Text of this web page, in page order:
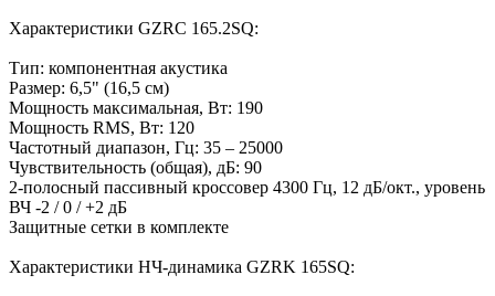
Характеристики GZRC 165.2SQ:
Тип: компонентная акустика
Размер: 6,5" (16,5 см)
Мощность максимальная, Вт: 190
Мощность RMS, Вт: 120
Частотный диапазон, Гц: 35 – 25000
Чувствительность (общая), дБ: 90
2-полосный пассивный кроссовер 4300 Гц, 12 дБ/окт., уровень
ВЧ -2 / 0 / +2 дБ
Защитные сетки в комплекте
Характеристики НЧ-динамика GZRK 165SQ: